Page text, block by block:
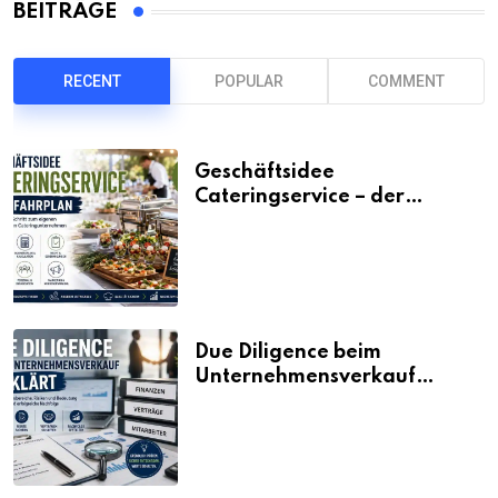
BEITRÄGE
RECENT POPULAR COMMENT
Geschäftsidee
Cateringservice – der
Due Diligence beim
Unternehmensverkauf